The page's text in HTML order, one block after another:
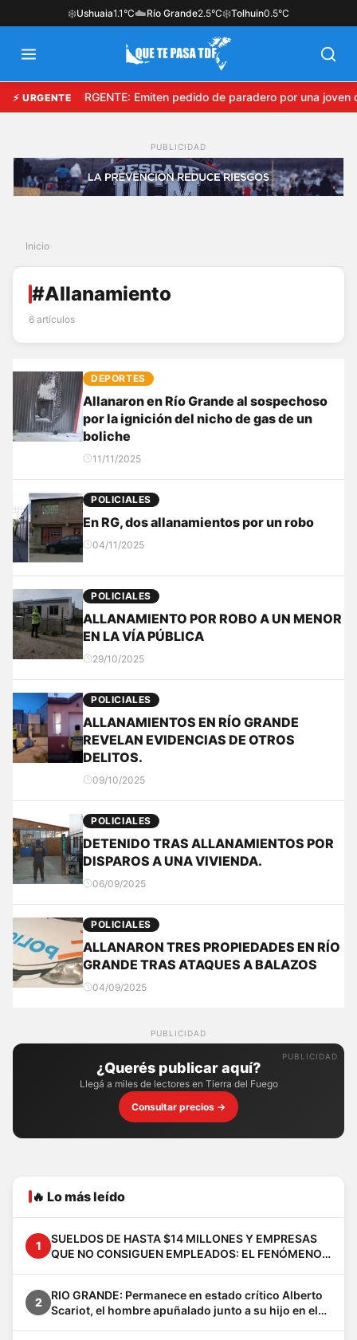
❄️Ushuaia1.1°C☁️Río Grande2.5°C❄️Tolhuin0.5°C
⚡ URGENTE URGENTE: Emiten pedido de paradero por una
Inicio
#Allanamiento
6 artículos
DEPORTES
Allanaron en Río Grande al sospechoso
por la ignición del nicho de gas de un
boliche
11/11/2025
POLICIALES
En RG, dos allanamientos por un robo
04/11/2025
POLICIALES
ALLANAMIENTO POR ROBO A UN MENOR
EN LA VÍA PÚBLICA
29/10/2025
POLICIALES
ALLANAMIENTOS EN RÍO GRANDE
REVELAN EVIDENCIAS DE OTROS
DELITOS.
09/10/2025
POLICIALES
DETENIDO TRAS ALLANAMIENTOS POR
DISPAROS A UNA VIVIENDA.
06/09/2025
POLICIALES
ALLANARON TRES PROPIEDADES EN RÍO
GRANDE TRAS ATAQUES A BALAZOS
04/09/2025
PUBLICIDAD
¿Querés publicar aquí?
Llegá a miles de lectores en Tierra del Fuego
Consultar precios →
🔥 Lo más leído
1
SUELDOS DE HASTA $14 MILLONES Y EMPRESAS
QUE NO CONSIGUEN EMPLEADOS: EL FENÓMENO
2
RIO GRANDE: Permanece en estado crítico Alberto
Scariot, el hombre apuñalado junto a su hijo en el